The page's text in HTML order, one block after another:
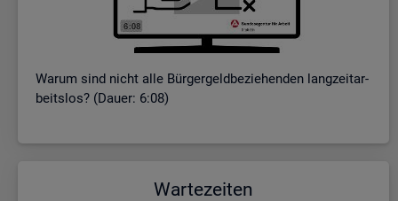
Warum sind nicht alle Bür­ger­geld­be­zie­hen­den lang­zeit­ar­
beits­los? (Dauer: 6:08)
War­te­zei­ten